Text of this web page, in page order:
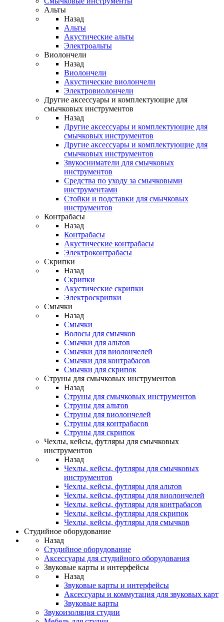
Альты
Назад
Альты
Акустические альты
Электроальты
Виолончели
Назад
Виолончели
Акустические виолончели
Электровиолончели
Другие аксессуары и комплектующие для
смычковых инструментов
Назад
Другие аксессуары и комплектующие для
смычковых инструментов
Другие аксессуары и комплектующие для
смычковых инструментов
Звукосниматели для смычковых
инструментов
Средства по уходу за смычковыми
инструментами
Стойки и подставки для смычковых
инструментов
Контрабасы
Назад
Контрабасы
Акустические контрабасы
Электроконтрабасы
Скрипки
Назад
Скрипки
Акустические скрипки
Электроскрипки
Смычки
Назад
Смычки
Волосы для смычков
Смычки для альтов
Смычки для виолончелей
Смычки для контрабасов
Смычки для скрипок
Струны для смычковых инструментов
Назад
Струны для смычковых инструментов
Струны для альтов
Струны для виолончелей
Струны для контрабасов
Струны для скрипок
Чехлы, кейсы, футляры для смычковых
инструментов
Назад
Чехлы, кейсы, футляры для смычковых
инструментов
Чехлы, кейсы, футляры для альтов
Чехлы, кейсы, футляры для виолончелей
Чехлы, кейсы, футляры для контрабасов
Чехлы, кейсы, футляры для скрипок
Чехлы, кейсы, футляры для смычков
Студийное оборудование
Назад
Студийное оборудование
Аксессуары для студийного оборудования
Звуковые карты и интерфейсы
Назад
Звуковые карты и интерфейсы
Аксессуары и коммутация для звуковых карт
Звуковые карты
Звукоизоляция студии